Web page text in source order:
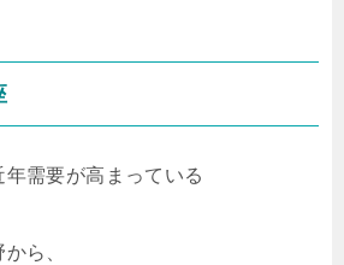
需要が高まっている
ら、